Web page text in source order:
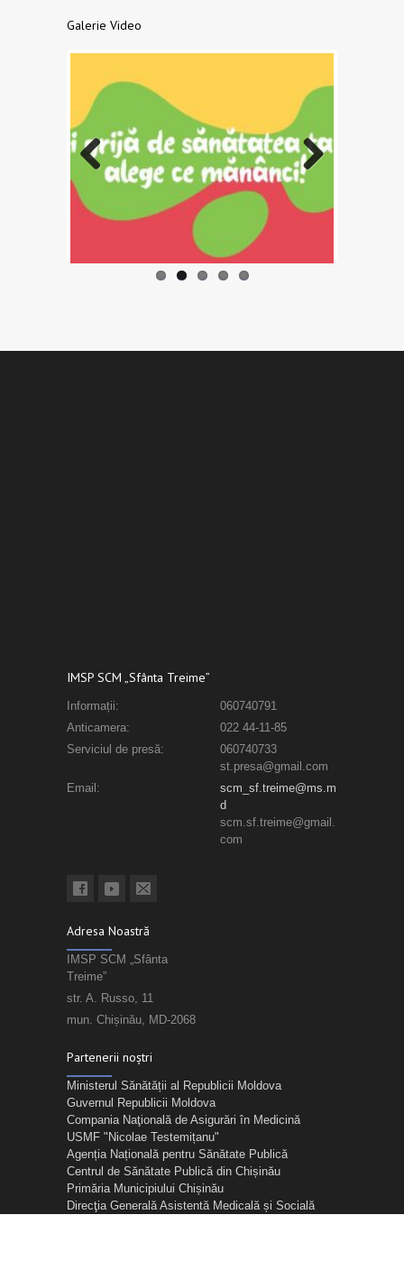
Galerie Video
Previo
us
Next
IMSP SCM „Sfânta Treime”
Informații:
060740791
Anticamera:
022 44-11-85
Serviciul de presă:
060740733
st.presa@gmail.com
Email:
scm_sf.treime@ms.m
d
scm.sf.treime@gmail.
com
Adresa Noastră
IMSP SCM „Sfânta
Treime”
str. A. Russo, 11
mun. Chișinău, MD-2068
Partenerii noștri
Ministerul Sănătății al Republicii Moldova
Guvernul Republicii Moldova
Compania Naţională de Asigurări în Medicină
USMF "Nicolae Testemițanu"
Agenția Națională pentru Sănătate Publică
Centrul de Sănătate Publică din Chișinău
Primăria Municipiului Chișinău
Direcţia Generală Asistentă Medicală și Socială